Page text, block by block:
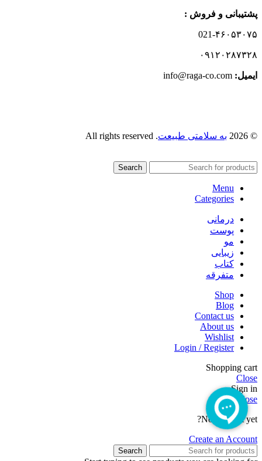
پشتیبانی و فروش :
021-۴۶۰۵۳۰۷۵
۰۹۱۲۰۲۸۷۳۲۸
ایمیل:‌
© 2026 به سلامتی طبیعت. All rights reserved
Search
Menu
Categories
درمانی
پوست
مو
زیبایی
کتاب
متفرقه
Shop
Blog
Contact us
About us
Wishlist
Login / Register
Shopping cart
Close
Sign in
Close
No account yet?
Create an Account
Search